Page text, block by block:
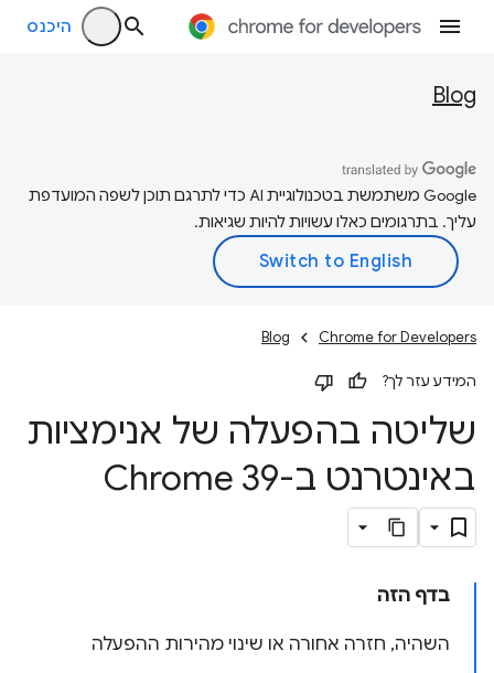
היכנס
Blog
‫Google משתמשת בטכנולוגיית AI כדי לתרגם תוכן לשפה המועדפת
עליך. בתרגומים כאלו עשויות להיות שגיאות.
Chrome for Developers
Blog
המידע עזר לך?
שליטה בהפעלה של אנימציות
באינטרנט ב-Chrome 39
בדף הזה
השהיה, חזרה אחורה או שינוי מהירות ההפעלה